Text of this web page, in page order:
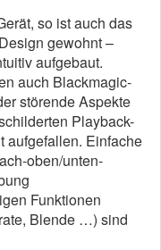
so ist auch das
gewohnt –
aufgebaut.
auch Blackmagic-
störende Aspekte
Playback-
aufgefallen. Einfache
oben/unten-
Funktionen
Blende …) sind